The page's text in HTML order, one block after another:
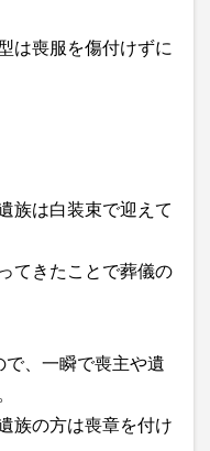
は喪服を傷付けずに
族は白装束で迎えて
てきたことで葬儀の
、一瞬で喪主や遺
族の方は喪章を付け